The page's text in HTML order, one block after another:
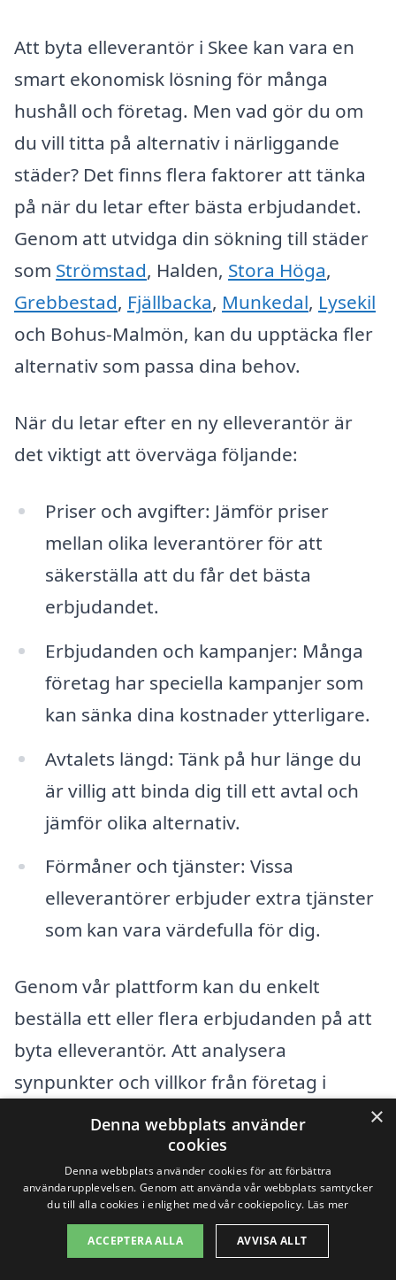
Att byta elleverantör i Skee kan vara en
smart ekonomisk lösning för många
hushåll och företag. Men vad gör du om
du vill titta på alternativ i närliggande
städer? Det finns flera faktorer att tänka
på när du letar efter bästa erbjudandet.
Genom att utvidga din sökning till städer
som Strömstad, Halden, Stora Höga,
Grebbestad, Fjällbacka, Munkedal, Lysekil
och Bohus-Malmön, kan du upptäcka fler
alternativ som passa dina behov.
När du letar efter en ny elleverantör är
det viktigt att överväga följande:
Priser och avgifter: Jämför priser
mellan olika leverantörer för att
säkerställa att du får det bästa
erbjudandet.
Erbjudanden och kampanjer: Många
företag har speciella kampanjer som
kan sänka dina kostnader ytterligare.
Avtalets längd: Tänk på hur länge du
är villig att binda dig till ett avtal och
jämför olika alternativ.
Förmåner och tjänster: Vissa
elleverantörer erbjuder extra tjänster
som kan vara värdefulla för dig.
Genom vår plattform kan du enkelt
beställa ett eller flera erbjudanden på att
byta elleverantör. Att analysera
synpunkter och villkor från företag i
närliggande städer kan ge dig en bredare
uppfattning om marknaden och
möjligheter för att spara pengar. När du
hittar ett avtal som passar dina krav är
det enkelt att genomföra bytet och börja
×
Denna webbplats använder
cookies
Denna webbplats använder cookies för att förbättra
användarupplevelsen. Genom att använda vår webbplats samtycker
du till alla cookies i enlighet med vår cookiepolicy. Läs mer
ACCEPTERA ALLA AVVISA ALLT